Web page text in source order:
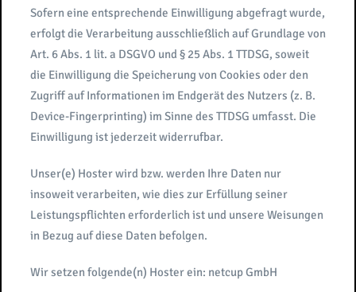
Sofern eine entsprechende Einwilligung abgefragt wurde,
erfolgt die Verarbeitung ausschließlich auf Grundlage von
Art. 6 Abs. 1 lit. a DSGVO und § 25 Abs. 1 TTDSG, soweit
die Einwilligung die Speicherung von Cookies oder den
Zugriff auf Informationen im Endgerät des Nutzers (z. B.
Device-Fingerprinting) im Sinne des TTDSG umfasst. Die
Einwilligung ist jederzeit widerrufbar.
Unser(e) Hoster wird bzw. werden Ihre Daten nur
insoweit verarbeiten, wie dies zur Erfüllung seiner
Leistungspflichten erforderlich ist und unsere Weisungen
in Bezug auf diese Daten befolgen.
Wir setzen folgende(n) Hoster ein: netcup GmbH